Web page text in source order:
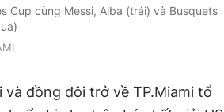
Cup cùng Messi, Alba (trái) và Busquets
và đồng đội trở về TP.Miami tổ